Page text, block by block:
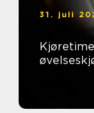
31. juli